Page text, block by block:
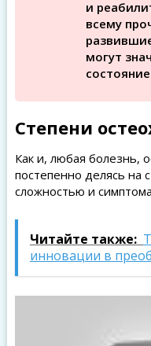
и
всему
могут
Степени
Как и, любая болезнь,
постепенно делясь на
сложностью и
Читайте также:
инновации в